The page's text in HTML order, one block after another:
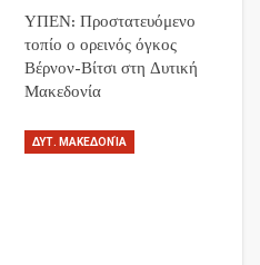
ΥΠΕΝ: Προστατευόμενο
τοπίο ο ορεινός όγκος
Βέρνον-Βίτσι στη Δυτική
Μακεδονία
ΔΥΤ. ΜΑΚΕΔΟΝΊΑ